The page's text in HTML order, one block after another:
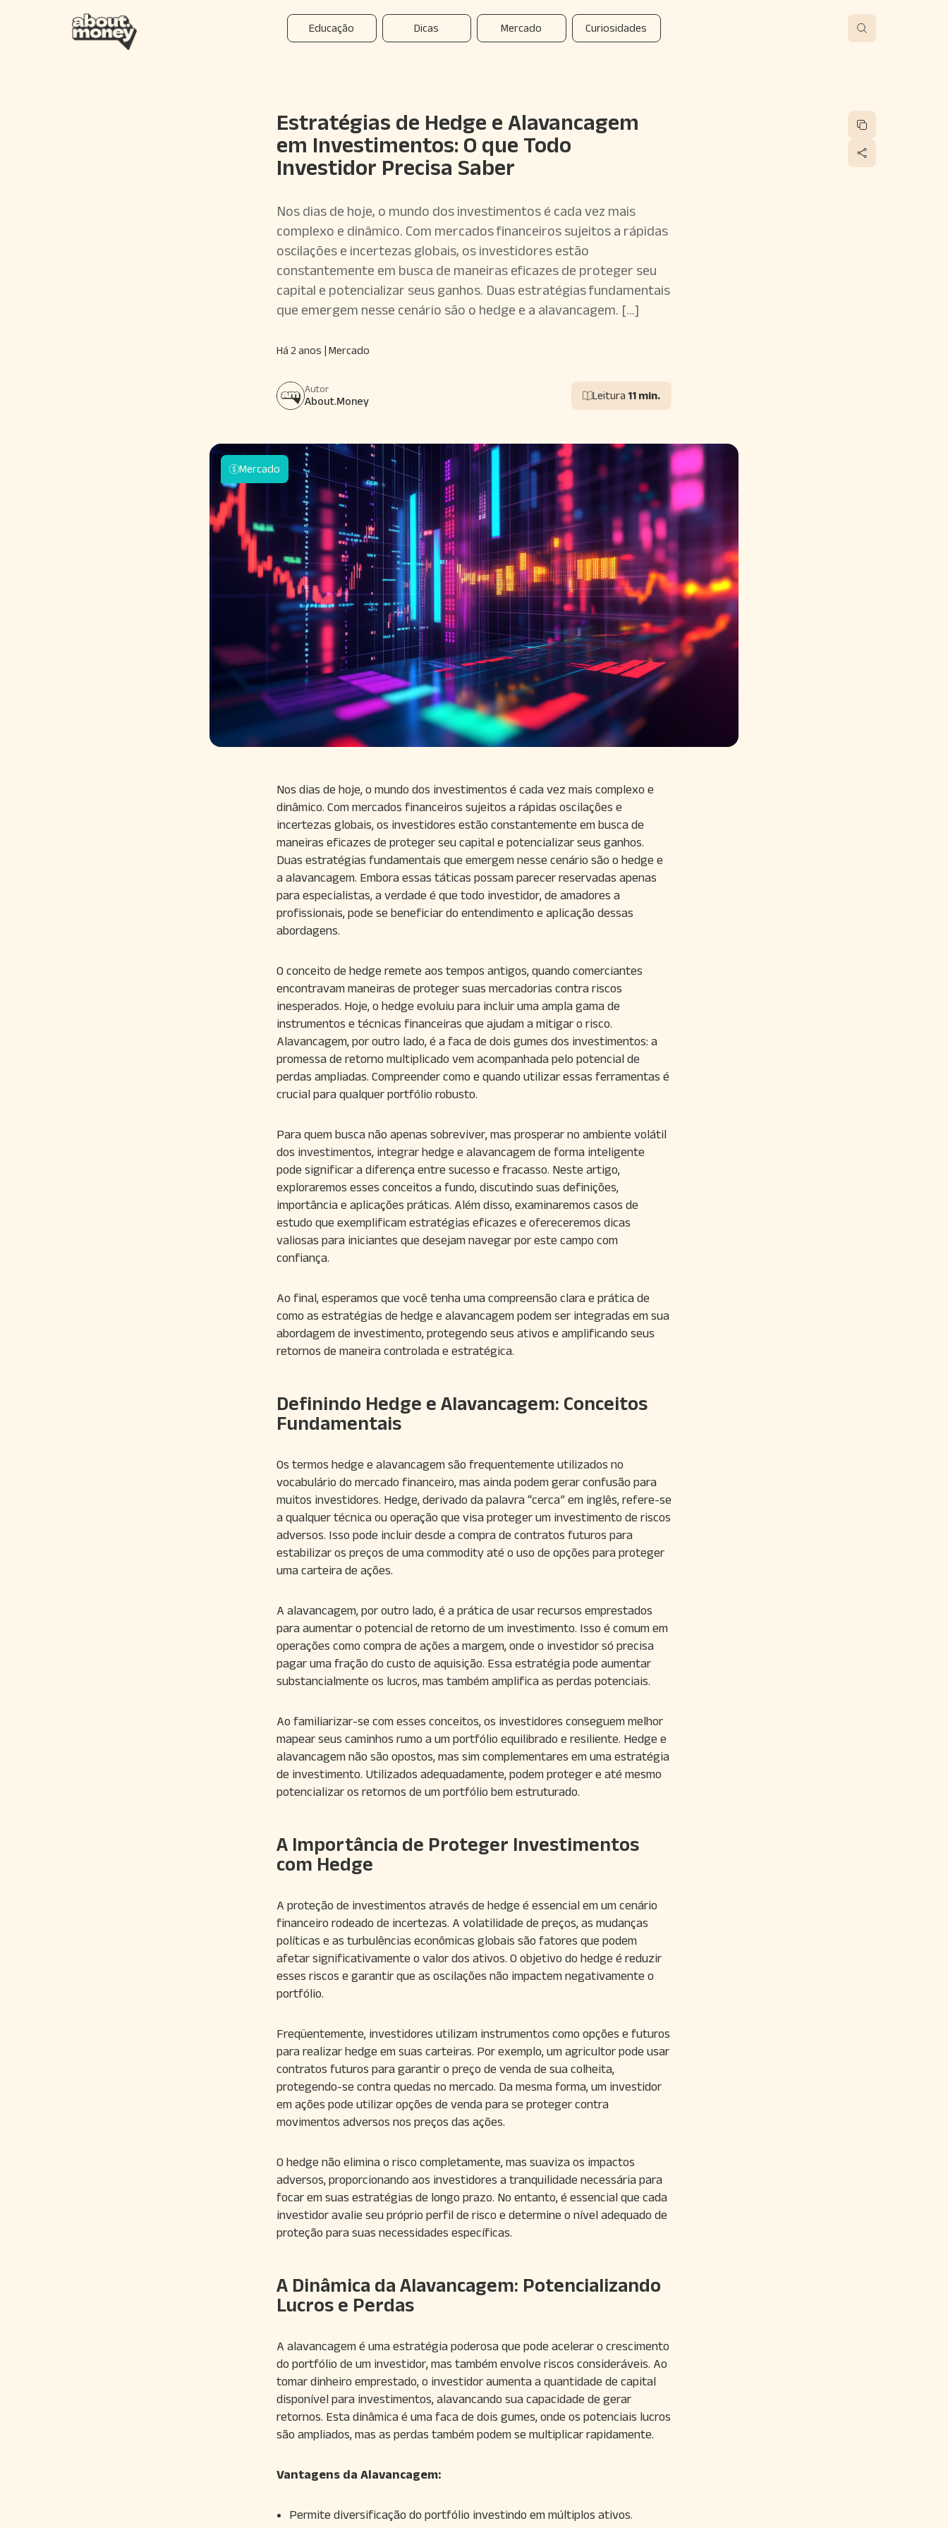
Educação Dicas Mercado Curiosidades
Estratégias de Hedge e Alavancagem
em Investimentos: O que Todo
Investidor Precisa Saber
Nos dias de hoje, o mundo dos investimentos é cada vez mais
complexo e dinâmico. Com mercados financeiros sujeitos a rápidas
oscilações e incertezas globais, os investidores estão
constantemente em busca de maneiras eficazes de proteger seu
capital e potencializar seus ganhos. Duas estratégias fundamentais
que emergem nesse cenário são o hedge e a alavancagem. […]
Há 2 anos | Mercado
Autor
About.Money Leitura 11 min.
Mercado
Nos dias de hoje, o mundo dos investimentos é cada vez mais complexo e
dinâmico. Com mercados financeiros sujeitos a rápidas oscilações e
incertezas globais, os investidores estão constantemente em busca de
maneiras eficazes de proteger seu capital e potencializar seus ganhos.
Duas estratégias fundamentais que emergem nesse cenário são o hedge e
a alavancagem. Embora essas táticas possam parecer reservadas apenas
para especialistas, a verdade é que todo investidor, de amadores a
profissionais, pode se beneficiar do entendimento e aplicação dessas
abordagens.
O conceito de hedge remete aos tempos antigos, quando comerciantes
encontravam maneiras de proteger suas mercadorias contra riscos
inesperados. Hoje, o hedge evoluiu para incluir uma ampla gama de
instrumentos e técnicas financeiras que ajudam a mitigar o risco.
Alavancagem, por outro lado, é a faca de dois gumes dos investimentos: a
promessa de retorno multiplicado vem acompanhada pelo potencial de
perdas ampliadas. Compreender como e quando utilizar essas ferramentas é
crucial para qualquer portfólio robusto.
Para quem busca não apenas sobreviver, mas prosperar no ambiente volátil
dos investimentos, integrar hedge e alavancagem de forma inteligente
pode significar a diferença entre sucesso e fracasso. Neste artigo,
exploraremos esses conceitos a fundo, discutindo suas definições,
importância e aplicações práticas. Além disso, examinaremos casos de
estudo que exemplificam estratégias eficazes e ofereceremos dicas
valiosas para iniciantes que desejam navegar por este campo com
confiança.
Ao final, esperamos que você tenha uma compreensão clara e prática de
como as estratégias de hedge e alavancagem podem ser integradas em sua
abordagem de investimento, protegendo seus ativos e amplificando seus
retornos de maneira controlada e estratégica.
Definindo Hedge e Alavancagem: Conceitos
Fundamentais
Os termos hedge e alavancagem são frequentemente utilizados no
vocabulário do mercado financeiro, mas ainda podem gerar confusão para
muitos investidores. Hedge, derivado da palavra “cerca” em inglês, refere-se
a qualquer técnica ou operação que visa proteger um investimento de riscos
adversos. Isso pode incluir desde a compra de contratos futuros para
estabilizar os preços de uma commodity até o uso de opções para proteger
uma carteira de ações.
A alavancagem, por outro lado, é a prática de usar recursos emprestados
para aumentar o potencial de retorno de um investimento. Isso é comum em
operações como compra de ações a margem, onde o investidor só precisa
pagar uma fração do custo de aquisição. Essa estratégia pode aumentar
substancialmente os lucros, mas também amplifica as perdas potenciais.
Ao familiarizar-se com esses conceitos, os investidores conseguem melhor
mapear seus caminhos rumo a um portfólio equilibrado e resiliente. Hedge e
alavancagem não são opostos, mas sim complementares em uma estratégia
de investimento. Utilizados adequadamente, podem proteger e até mesmo
potencializar os retornos de um portfólio bem estruturado.
A Importância de Proteger Investimentos
com Hedge
A proteção de investimentos através de hedge é essencial em um cenário
financeiro rodeado de incertezas. A volatilidade de preços, as mudanças
políticas e as turbulências econômicas globais são fatores que podem
afetar significativamente o valor dos ativos. O objetivo do hedge é reduzir
esses riscos e garantir que as oscilações não impactem negativamente o
portfólio.
Freqüentemente, investidores utilizam instrumentos como opções e futuros
para realizar hedge em suas carteiras. Por exemplo, um agricultor pode usar
contratos futuros para garantir o preço de venda de sua colheita,
protegendo-se contra quedas no mercado. Da mesma forma, um investidor
em ações pode utilizar opções de venda para se proteger contra
movimentos adversos nos preços das ações.
O hedge não elimina o risco completamente, mas suaviza os impactos
adversos, proporcionando aos investidores a tranquilidade necessária para
focar em suas estratégias de longo prazo. No entanto, é essencial que cada
investidor avalie seu próprio perfil de risco e determine o nível adequado de
proteção para suas necessidades específicas.
A Dinâmica da Alavancagem: Potencializando
Lucros e Perdas
A alavancagem é uma estratégia poderosa que pode acelerar o crescimento
do portfólio de um investidor, mas também envolve riscos consideráveis. Ao
tomar dinheiro emprestado, o investidor aumenta a quantidade de capital
disponível para investimentos, alavancando sua capacidade de gerar
retornos. Esta dinâmica é uma faca de dois gumes, onde os potenciais lucros
são ampliados, mas as perdas também podem se multiplicar rapidamente.
Vantagens da Alavancagem:
Permite diversificação do portfólio investindo em múltiplos ativos.